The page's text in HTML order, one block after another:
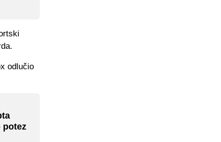
odlučio
potez